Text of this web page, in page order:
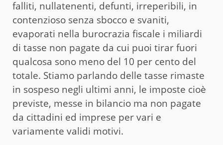
falliti, nullatenenti, defunti, irreperibili, in
contenzioso senza sbocco e svaniti,
evaporati nella burocrazia fiscale i miliardi
di tasse non pagate da cui puoi tirar fuori
qualcosa sono meno del 10 per cento del
totale. Stiamo parlando delle tasse rimaste
in sospeso negli ultimi anni, le imposte cioè
previste, messe in bilancio ma non pagate
da cittadini ed imprese per vari e
variamente validi motivi.